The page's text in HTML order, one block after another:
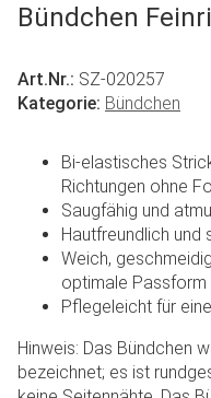
Bündchen
Art.Nr.: SZ-020257
Kategorie: Bündchen
Bi-elastisches
Richtungen ohne
Saugfähig und
Hautfreundlich und
Weich,
optimale Passform
Pflegeleicht für
Hinweis: Das Bündchen
bezeichnet; es ist